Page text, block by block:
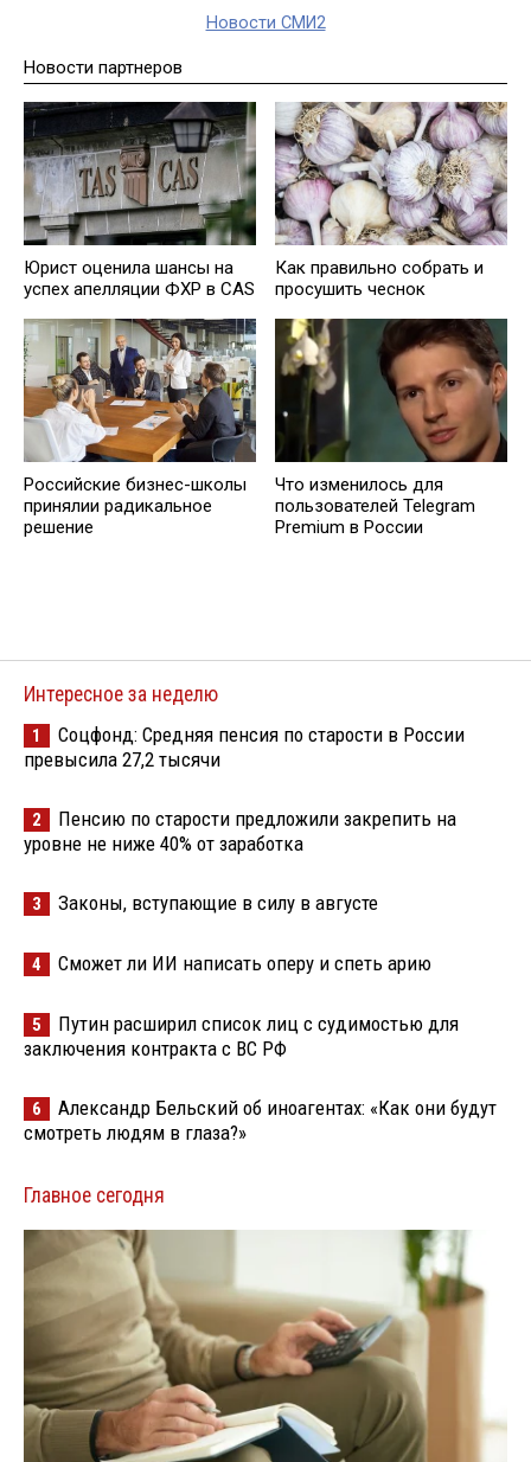
Новости СМИ2
Новости партнеров
Юрист оценила шансы на
успех апелляции ФХР в CAS
Как правильно собрать и
просушить чеснок
Российские бизнес-школы
принялии радикальное
решение
Что изменилось для
пользователей Telegram
Premium в России
Интересное за неделю
1
Соцфонд: Средняя пенсия по старости в России
превысила 27,2 тысячи
2
Пенсию по старости предложили закрепить на
уровне не ниже 40% от заработка
3 Законы, вступающие в силу в августе
4 Сможет ли ИИ написать оперу и спеть арию
5
Путин расширил список лиц с судимостью для
заключения контракта с ВС РФ
6
Александр Бельский об иноагентах: «Как они будут
смотреть людям в глаза?»
Главное сегодня